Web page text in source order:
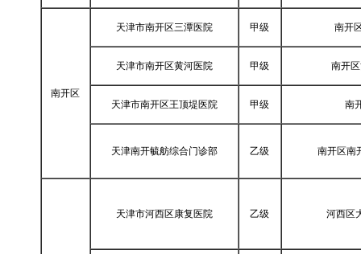
南开区
天津市南开区三潭医院 甲级 南开
天津市南开区黄河医院 甲级 南开
天津市南开区王顶堤医院 甲级 南
天津南开毓舫综合门诊部 乙级 南开区南
天津市河西区康复医院 乙级 河西区